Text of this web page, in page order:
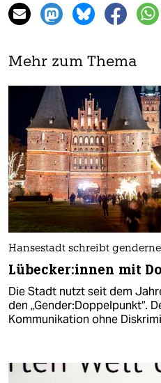
Mehr zum Thema
Hansestadt schreibt
Lübecker:innen mit
Die Stadt nutzt seit dem
den „Gender:Doppelpunkt“.
Kommunikation ohne